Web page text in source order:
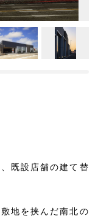
既設店舗の建て替
地を挟んだ南北の